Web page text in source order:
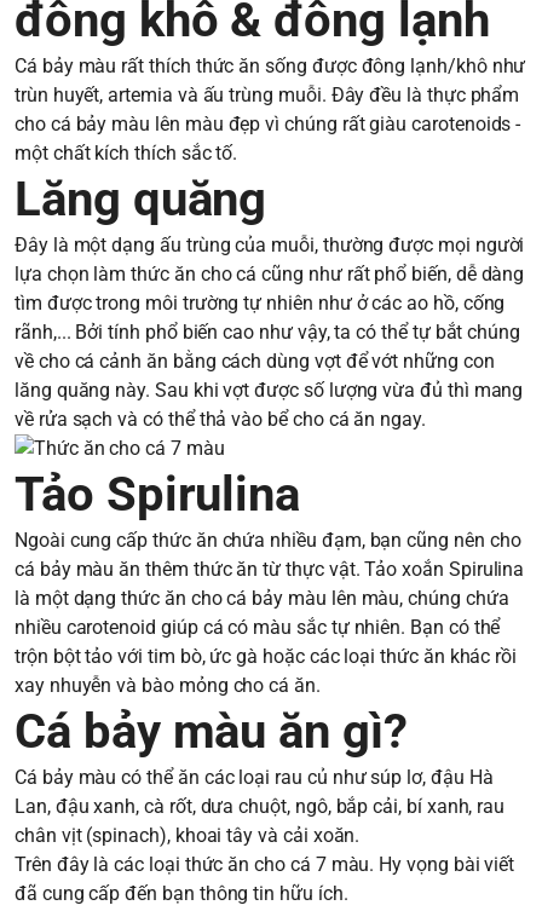
đông khô & đông lạnh
Cá bảy màu rất thích thức ăn sống được đông lạnh/khô như
trùn huyết, artemia và ấu trùng muỗi. Đây đều là thực phẩm
cho cá bảy màu lên màu đẹp vì chúng rất giàu carotenoids -
một chất kích thích sắc tố.
Lăng quăng
Đây là một dạng ấu trùng của muỗi, thường được mọi người
lựa chọn làm thức ăn cho cá cũng như rất phổ biến, dễ dàng
tìm được trong môi trường tự nhiên như ở các ao hồ, cống
rãnh,... Bởi tính phổ biến cao như vậy, ta có thể tự bắt chúng
về cho cá cảnh ăn bằng cách dùng vợt để vớt những con
lăng quăng này. Sau khi vợt được số lượng vừa đủ thì mang
về rửa sạch và có thể thả vào bể cho cá ăn ngay.
Tảo Spirulina
Ngoài cung cấp thức ăn chứa nhiều đạm, bạn cũng nên cho
cá bảy màu ăn thêm thức ăn từ thực vật. Tảo xoắn Spirulina
là một dạng thức ăn cho cá bảy màu lên màu, chúng chứa
nhiều carotenoid giúp cá có màu sắc tự nhiên. Bạn có thể
trộn bột tảo với tim bò, ức gà hoặc các loại thức ăn khác rồi
xay nhuyễn và bào mỏng cho cá ăn.
Cá bảy màu ăn gì?
Cá bảy màu có thể ăn các loại rau củ như súp lơ, đậu Hà
Lan, đậu xanh, cà rốt, dưa chuột, ngô, bắp cải, bí xanh, rau
chân vịt (spinach), khoai tây và cải xoăn.
Trên đây là các loại thức ăn cho cá 7 màu. Hy vọng bài viết
đã cung cấp đến bạn thông tin hữu ích.